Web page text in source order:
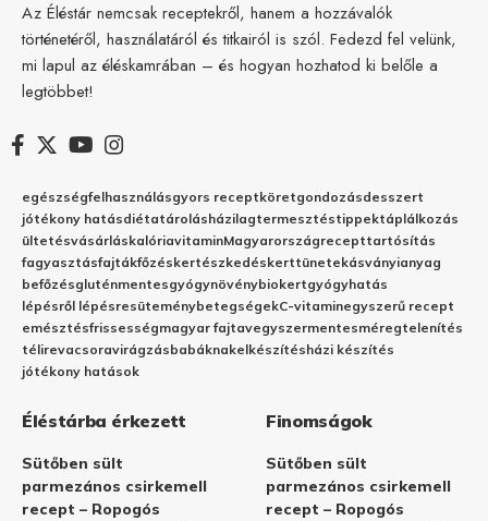
Az Éléstár nemcsak receptekről, hanem a hozzávalók
történetéről, használatáról és titkairól is szól. Fedezd fel velünk,
mi lapul az éléskamrában – és hogyan hozhatod ki belőle a
legtöbbet!
egészségfelhasználásgyors receptköretgondozásdesszert
jótékony hatásdiétatárolásházilagtermesztéstippektáplálkozás
ültetésvásárláskalóriavitaminMagyarországrecepttartósítás
fagyasztásfajtákfőzéskertészkedéskerttünetekásványianyag
befőzésgluténmentesgyógynövénybiokertgyógyhatás
lépésről lépésresüteménybetegségekC-vitaminegyszerű recept
emésztésfrissességmagyar fajtavegyszermentesméregtelenítés
télirevacsoravirágzásbabáknakelkészítésházi készítés
jótékony hatások
Éléstárba érkezett
Sütőben sült
parmezános csirkemell
recept – Ropogós
Finomságok
Sütőben sült
parmezános csirkemell
recept – Ropogós